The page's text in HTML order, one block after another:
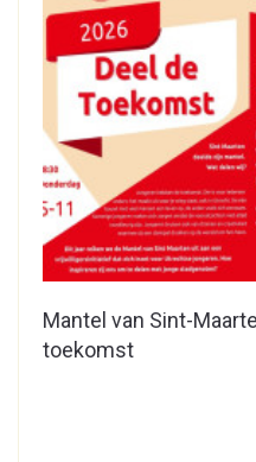
Mantel van Sint-
toekomst